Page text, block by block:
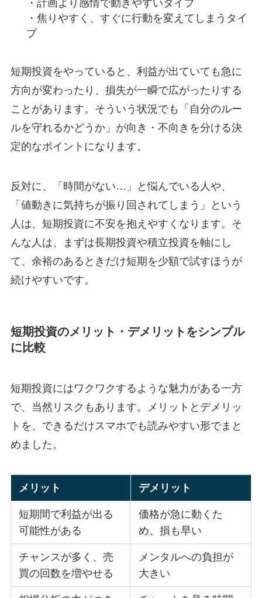
・計画より感情で動きやすいタイプ
・焦りやすく、すぐに行動を変えてしまうタイ
プ
短期投資をやっていると、利益が出ていても急に
方向が変わったり、損失が一瞬で広がったりする
ことがあります。そういう状況でも「自分のルー
ルを守れるかどうか」が向き・不向きを分ける決
定的なポイントになります。
反対に、「時間がない…」と悩んでいる人や、
「値動きに気持ちが振り回されてしまう」という
人は、短期投資に不安を抱えやすくなります。そ
んな人は、まずは長期投資や積立投資を軸にし
て、余裕のあるときだけ短期を少額で試すほうが
続けやすいです。
短期投資のメリット・デメリットをシンプル
に比較
短期投資にはワクワクするような魅力がある一方
で、当然リスクもあります。メリットとデメリッ
トを、できるだけスマホでも読みやすい形でまと
めました。
メリット デメリット
短期間で利益が出る
可能性がある
価格が急に動くた
め、損も早い
チャンスが多く、売
買の回数を増やせる
メンタルへの負担が
大きい